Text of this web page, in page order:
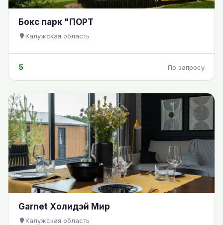
Бокс парк "ПОРТ
Калужская область
5 По запросу
Garnet Холидэй Мир
Калужская область